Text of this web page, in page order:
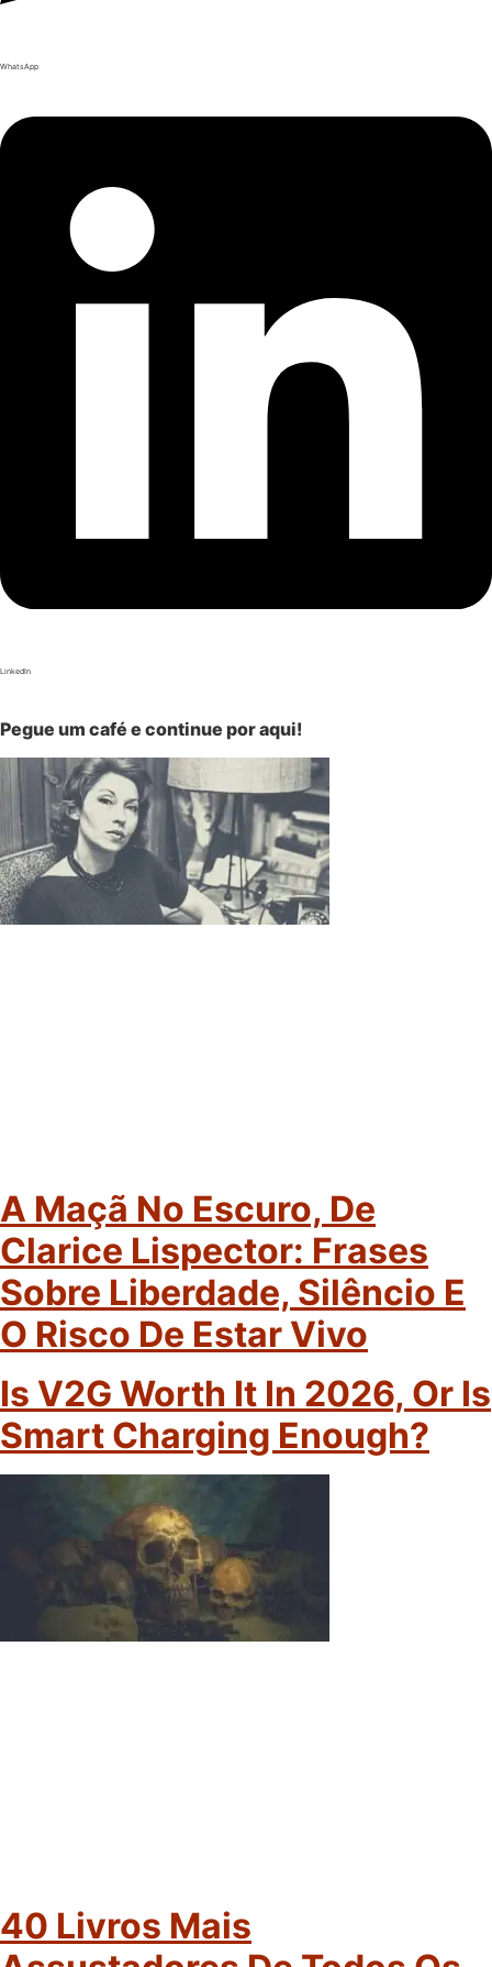
WhatsApp
LinkedIn
Pegue um café e continue por aqui!
A Maçã No Escuro, De
Clarice Lispector: Frases
Sobre Liberdade, Silêncio E
O Risco De Estar Vivo
Is V2G Worth It In 2026, Or Is
Smart Charging Enough?
40 Livros Mais